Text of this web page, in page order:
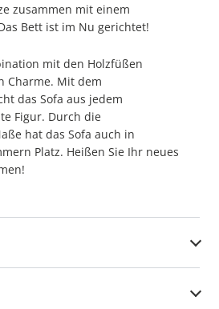
zusammen mit einem
Bett ist im Nu gerichtet!
mit den Holzfüßen
Charme. Mit dem
das Sofa aus jedem
Figur. Durch die
hat das Sofa auch in
Platz. Heißen Sie Ihr neues